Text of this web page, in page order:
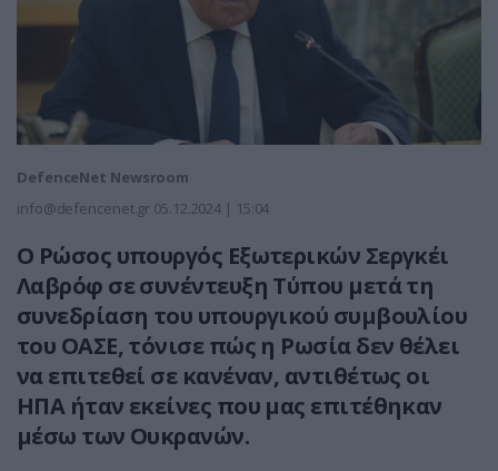
DefenceNet Newsroom
info@defencenet.gr 05.12.2024 | 15:04
Ο Ρώσος υπουργός Εξωτερικών Σεργκέι
Λαβρόφ σε συνέντευξη Τύπου μετά τη
συνεδρίαση του υπουργικού συμβουλίου
του ΟΑΣΕ, τόνισε πώς η Ρωσία δεν θέλει
να επιτεθεί σε κανέναν, αντιθέτως οι
ΗΠΑ ήταν εκείνες που μας επιτέθηκαν
μέσω των Ουκρανών.